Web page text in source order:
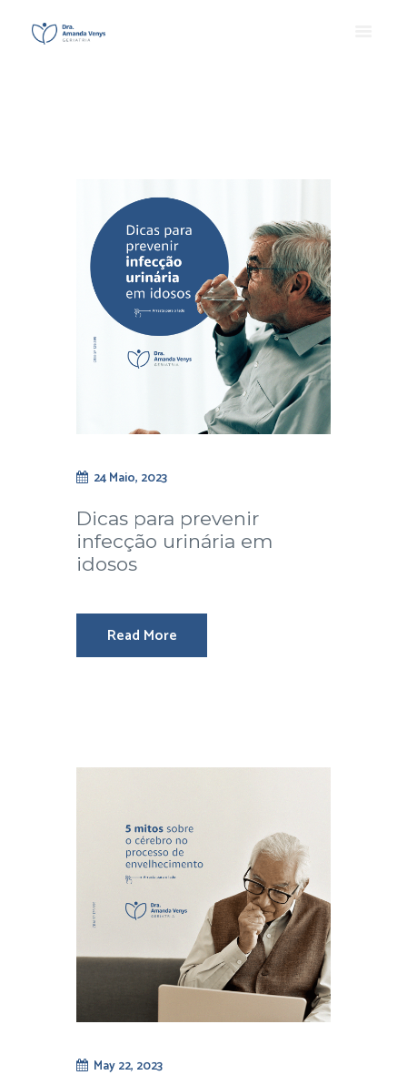
24 Maio, 2023
Dicas para prevenir
infecção urinária em
idosos
Read More
May 22, 2023